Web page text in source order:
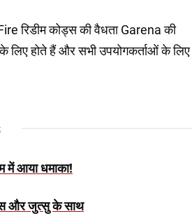
रिडीम कोड्स की वैधता Garena की
लिए होते हैं और सभी उपयोगकर्ताओं के लिए
आया धमाका!
और जुत्सु के साथ